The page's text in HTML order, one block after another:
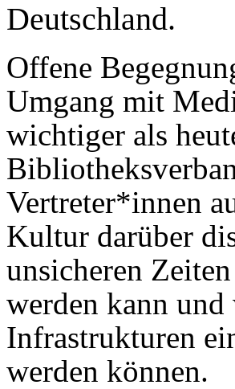
Deutschland.
Offene
Umgang mit
wichtiger als
Vertreter*innen
Kultur darüber
unsicheren
werden kann
Infrastrukturen
werden können.